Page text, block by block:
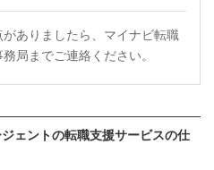
ありましたら、マイナビ転職
局までご連絡ください。
ェントの転職支援サービスの仕